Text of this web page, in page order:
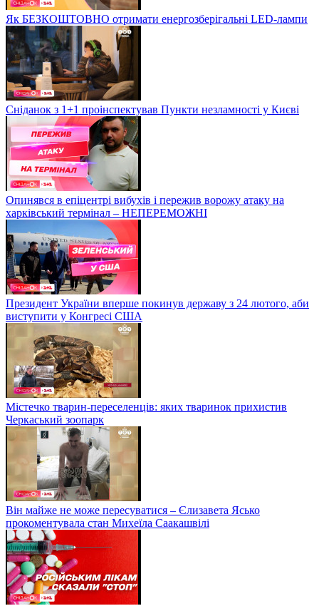
Як БЕЗКОШТОВНО отримати енергозберігальні LED-лампи
Сніданок з 1+1 проінспектував Пункти незламності у Києві
Опинявся в епіцентрі вибухів і пережив ворожу атаку на
харківський термінал – НЕПЕРЕМОЖНІ
Президент України вперше покинув державу з 24 лютого, аби
виступити у Конгресі США
Містечко тварин-переселенців: яких тваринок прихистив
Черкаський зоопарк
Він майже не може пересуватися – Єлизавета Ясько
прокоментувала стан Михеїла Саакашвілі